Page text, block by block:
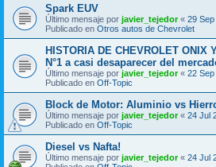
Spark EUV
Último mensaje por javier_tejedor« 29
Publicado en Otros autos de Chevrolet
HISTORIA DE CHEVROLET ONIX
N°1 a casi desaparecer del
Último mensaje por javier_tejedor« 22
Publicado en Off-Topic
Block de Motor: Aluminio vs
Último mensaje por javier_tejedor« 24 Jul
Publicado en Off-Topic
Diesel vs Nafta!
Último mensaje por javier_tejedor« 24 Jul